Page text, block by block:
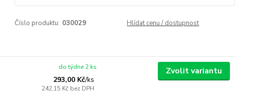
Číslo produktu: 030029 Hlídat cenu / dostupnost
293,00 Kč/ks
242,15 Kč bez DPH
do týdne 2 ks Zvolit variantu